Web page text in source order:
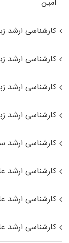
اﻣﻴﻦ
کارشناسی ارشد
کارشناسی ارشد
کارشناسی ارشد
کارشناسی ارشد
کارشناسی ارشد
کارشناسی ارشد
کارشناسی ارشد
کارشناسی ارشد